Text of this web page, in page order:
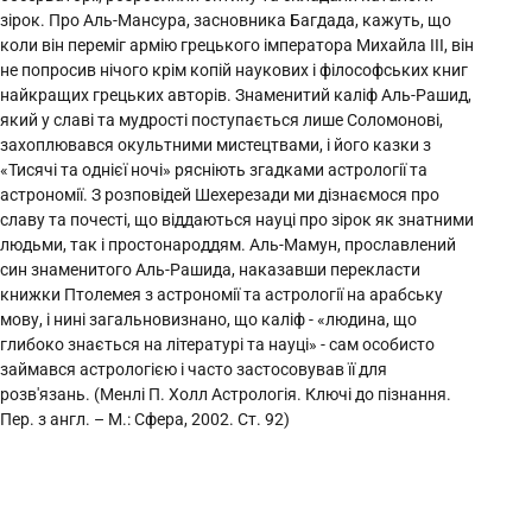
зірок. Про Аль-Мансура, засновника Багдада, кажуть, що
коли він переміг армію грецького імператора Михайла III, він
не попросив нічого крім копій наукових і філософських книг
найкращих грецьких авторів. Знаменитий каліф Аль-Рашид,
який у славі та мудрості поступається лише Соломонові,
захоплювався окультними мистецтвами, і його казки з
«Тисячі та однієї ночі» рясніють згадками астрології та
астрономії. З розповідей Шехерезади ми дізнаємося про
славу та почесті, що віддаються науці про зірок як знатними
людьми, так і простонароддям. Аль-Мамун, прославлений
син знаменитого Аль-Рашида, наказавши перекласти
книжки Птолемея з астрономії та астрології на арабську
мову, і нині загальновизнано, що каліф - «людина, що
глибоко знається на літературі та науці» - сам особисто
займався астрологією і часто застосовував її для
розв'язань. (Менлі П. Холл Астрологія. Ключі до пізнання.
Пер. з англ. – М.: Сфера, 2002. Ст. 92)